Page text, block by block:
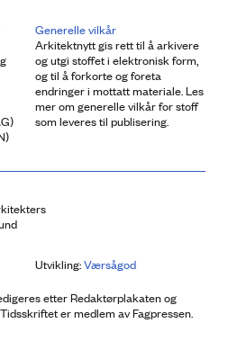
Generelle vilkår
Arkitektnytt gis rett til å arkivere
og utgi stoffet i elektronisk form,
og til å forkorte og foreta
endringer i mottatt materiale. Les
mer om generelle vilkår for stoff
som leveres til publisering.
Utvikling:Værsågod
etter Redaktørplakaten og
er medlem av Fagpressen.